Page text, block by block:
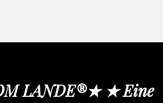
LANDE®★ ★ Eine